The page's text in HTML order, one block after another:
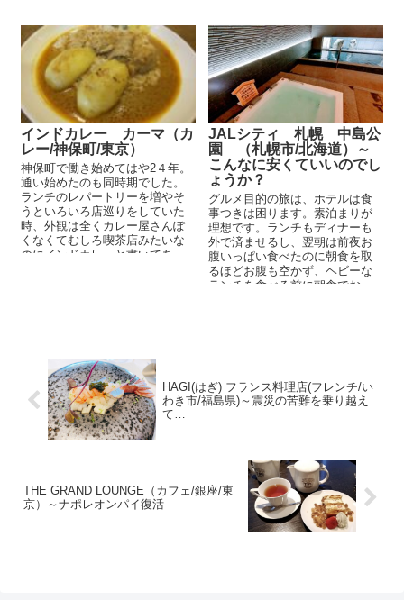
インドカレー カーマ（カ
レー/神保町/東京）
神保町で働き始めてはや2４年。
通い始めたのも同時期でした。
ランチのレパートリーを増やそ
うといろいろ店巡りをしていた
時、外観は全くカレー屋さんぽ
くなくてむしろ喫茶店みたいな
のにインドカレーと書いてあ
JALシティ 札幌 中島公
園 （札幌市/北海道）～
こんなに安くていいのでし
ょうか？
グルメ目的の旅は、ホテルは食
事つきは困ります。素泊まりが
理想です。ランチもディナーも
外で済ませるし、翌朝は前夜お
腹いっぱい食べたのに朝食を取
るほどお腹も空かず、ヘビーな
ランチを食べる前に朝食でお
HAGI(はぎ) フランス料理店(フレンチ/い
わき市/福島県)～震災の苦難を乗り越え
て…
THE GRAND LOUNGE（カフェ/銀座/東
京）～ナポレオンパイ復活